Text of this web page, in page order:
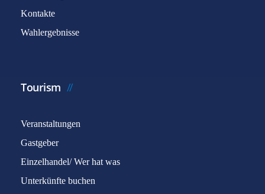
Kontakte
Wahlergebnisse
Tourism
Veranstaltungen
Gastgeber
Einzelhandel/ Wer hat was
Unterkünfte buchen